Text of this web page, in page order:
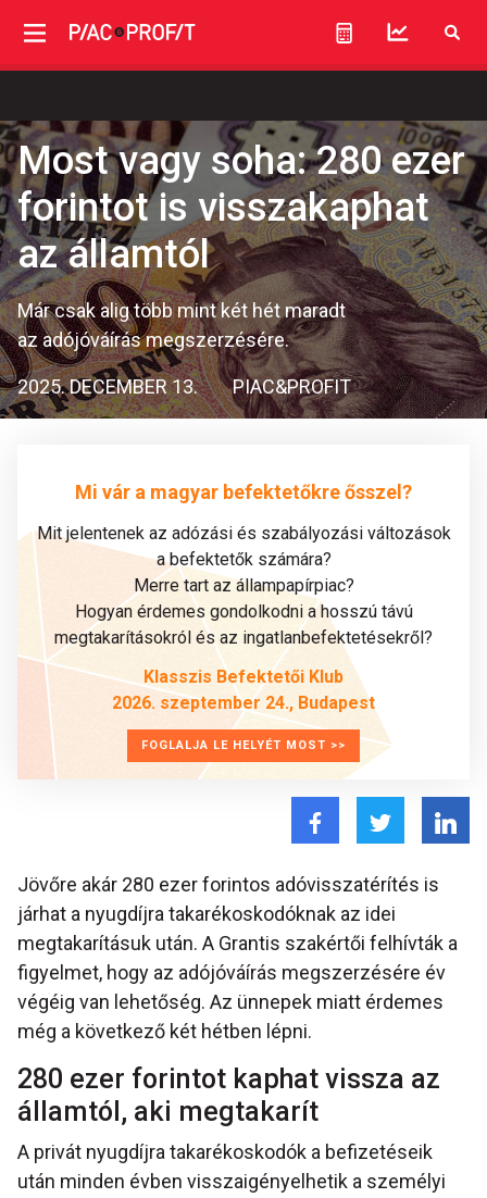
Most vagy soha: 280 ezer
forintot is visszakaphat
az államtól
Már csak alig több mint két hét maradt
az adójóváírás megszerzésére.
2025. DECEMBER 13. PIAC&PROFIT
Mi vár a magyar befektetőkre ősszel?
Mit jelentenek az adózási és szabályozási változások
a befektetők számára?
Merre tart az állampapírpiac?
Hogyan érdemes gondolkodni a hosszú távú
megtakarításokról és az ingatlanbefektetésekről?
Klasszis Befektetői Klub
2026. szeptember 24., Budapest
FOGLALJA LE HELYÉT MOST >>
Jövőre akár 280 ezer forintos adóvisszatérítés is
járhat a nyugdíjra takarékoskodóknak az idei
megtakarításuk után. A Grantis szakértői felhívták a
figyelmet, hogy az adójóváírás megszerzésére év
végéig van lehetőség. Az ünnepek miatt érdemes
még a következő két hétben lépni.
280 ezer forintot kaphat vissza az
államtól, aki megtakarít
A privát nyugdíjra takarékoskodók a befizetéseik
után minden évben visszaigényelhetik a személyi